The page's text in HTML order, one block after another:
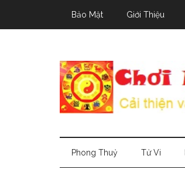
Bảo Mật Giới Thiệu
Phong Thuỷ Tử Vi